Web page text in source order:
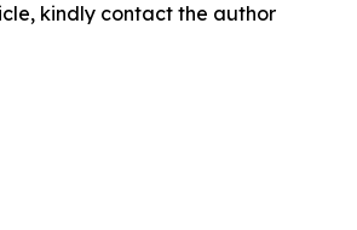
kindly contact the author